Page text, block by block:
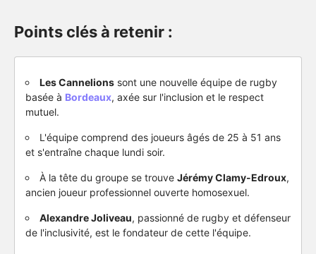
Points clés à retenir :
Les Cannelions sont une nouvelle équipe de rugby
basée à Bordeaux, axée sur l'inclusion et le respect
mutuel.
L'équipe comprend des joueurs âgés de 25 à 51 ans
et s'entraîne chaque lundi soir.
À la tête du groupe se trouve Jérémy Clamy-Edroux,
ancien joueur professionnel ouverte homosexuel.
Alexandre Joliveau, passionné de rugby et défenseur
de l'inclusivité, est le fondateur de cette l'équipe.